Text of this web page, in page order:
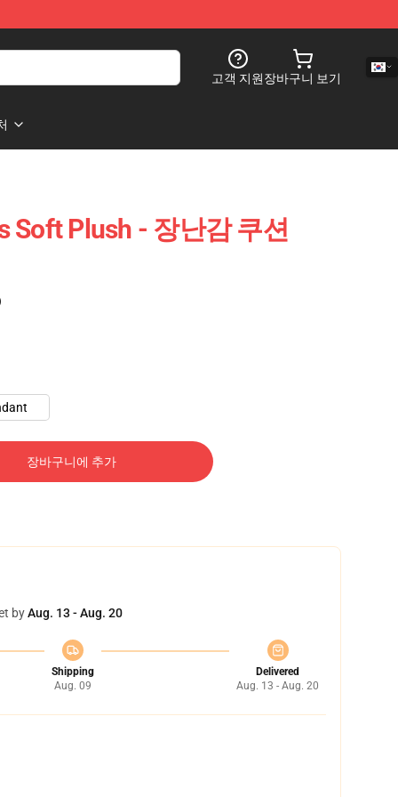
고객 지원장바구니 보기
Soft Plush - 장난감 쿠션
장바구니에 추가
byAug. 13 - Aug. 20
Shipping
Aug. 09
Delivered
Aug. 13 - Aug. 20